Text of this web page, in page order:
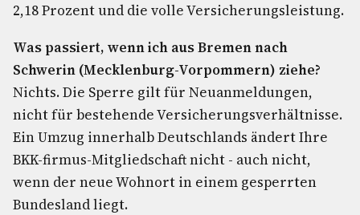
2,18 Prozent und die volle Versicherungsleistung.
Was passiert, wenn ich aus Bremen nach
Schwerin (Mecklenburg-Vorpommern) ziehe?
Nichts. Die Sperre gilt für Neuanmeldungen,
nicht für bestehende Versicherungsverhältnisse.
Ein Umzug innerhalb Deutschlands ändert Ihre
BKK-firmus-Mitgliedschaft nicht - auch nicht,
wenn der neue Wohnort in einem gesperrten
Bundesland liegt.